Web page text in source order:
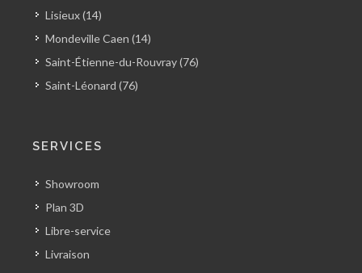
Lisieux (14)
Mondeville Caen (14)
Saint-Étienne-du-Rouvray (76)
Saint-Léonard (76)
SERVICES
Showroom
Plan 3D
Libre-service
Livraison